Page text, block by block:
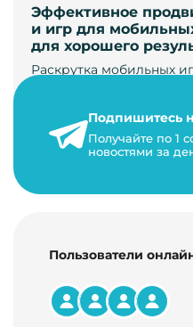
Эффективное
и игр для
для хорошего
Раскрутка мобильных
24 января 2021 г.
14 минут на чтение
Подпишитесь
Получайте по 1
новостями за
Пользователи